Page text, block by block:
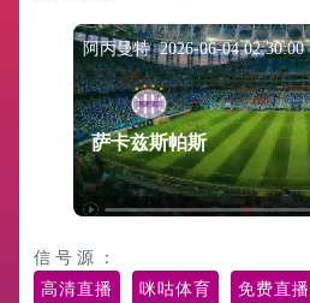
阿丙曼特 2026-06-04 02:30:00
萨卡兹斯帕斯
信 号 源 ：
高清直播
咪咕体育 免费直播